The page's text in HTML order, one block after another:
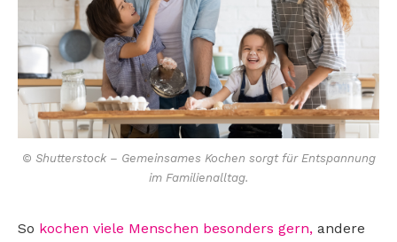
© Shutterstock – Gemeinsames Kochen sorgt für Entspannung
im Familienalltag.
So kochen viele Menschen besonders gern, andere